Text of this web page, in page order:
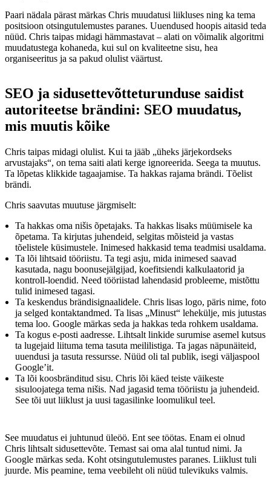
Paari nädala pärast märkas Chris muudatusi liikluses ning ka tema
positsioon otsingutulemustes paranes. Uuendused hoopis aitasid teda
nüüd. Chris taipas midagi hämmastavat – alati on võimalik algoritmi
muudatustega kohaneda, kui sul on kvaliteetne sisu, hea
organiseeritus ja sa pakud olulist väärtust.
SEO ja sidusettevõtteturunduse saidist
autoriteetse brändini: SEO muudatus,
mis muutis kõike
Chris taipas midagi olulist. Kui ta jääb „üheks järjekordseks
arvustajaks“, on tema saiti alati kerge ignoreerida. Seega ta muutus.
Ta lõpetas klikkide tagaajamise. Ta hakkas rajama brändi. Tõelist
brändi.
Chris saavutas muutuse järgmiselt:
Ta hakkas oma nišis õpetajaks. Ta hakkas lisaks müümisele ka
õpetama. Ta kirjutas juhendeid, selgitas mõisteid ja vastas
tõelistele küsimustele. Inimesed hakkasid tema teadmisi usaldama.
Ta lõi lihtsaid tööriistu. Ta tegi asju, mida inimesed saavad
kasutada, nagu boonusejälgijad, koefitsiendi kalkulaatorid ja
kontroll-loendid. Need tööriistad lahendasid probleeme, mistõttu
tulid inimesed tagasi.
Ta keskendus brändisignaalidele. Chris lisas logo, päris nime, foto
ja selged kontaktandmed. Ta lisas „Minust“ lehekülje, mis jutustas
tema loo. Google märkas seda ja hakkas teda rohkem usaldama.
Ta kogus e-posti aadresse. Lihtsalt linkide surumise asemel kutsus
ta lugejaid liituma tema tasuta meililistiga. Ta jagas näpunäiteid,
uuendusi ja tasuta ressursse. Nüüd oli tal publik, isegi väljaspool
Google’it.
Ta lõi koosbränditud sisu. Chris lõi käed teiste väikeste
sisuloojatega tema nišis. Nad jagasid tema tööriistu ja juhendeid.
See tõi uut liiklust ja uusi tagasilinke loomulikul teel.
See muudatus ei juhtunud üleöö. Ent see töötas. Enam ei olnud
Chris lihtsalt sidusettevõte. Temast sai oma alal tuntud nimi. Ja
Google märkas seda. Koht otsingutulemustes paranes. Liiklust tuli
juurde. Mis peamine, tema veebileht oli nüüd tulevikuks valmis.